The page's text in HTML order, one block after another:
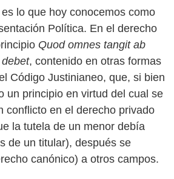
lo que hoy conocemos como
Política. En el derecho
Quod omnes tangit ab
, contenido en otras formas
Código Justinianeo, que, si bien
un principio en virtud del cual se
conflicto en el derecho privado
la tutela de un menor debía
de un titular), después se
canónico) a otros campos.